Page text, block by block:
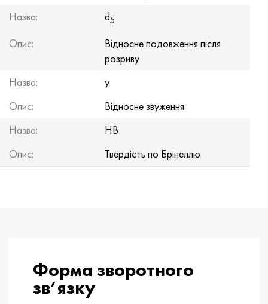
Назва:
d5
Опис:
Відносне подовження після
розриву
Назва:
y
Опис:
Відносне звуження
Назва:
HB
Опис:
Твердість по Брінеллю
Форма зворотного
зв’язку